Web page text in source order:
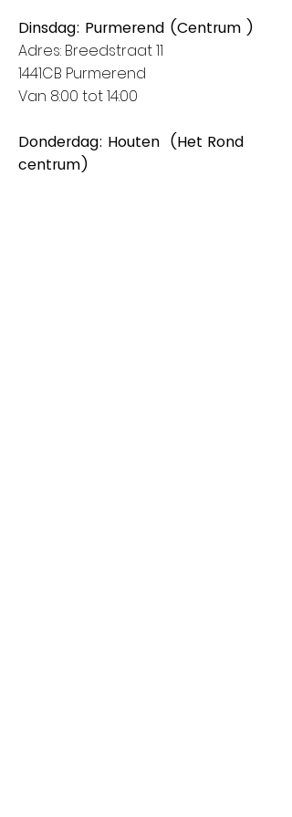
Dinsdag: Purmerend (Centrum )
Adres: Breedstraat 11
1441CB Purmerend
Van 8:00 tot 14:00
Donderdag: Houten (Het Rond
centrum)